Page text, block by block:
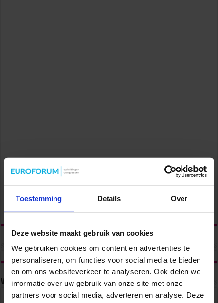
Toestemming Details Over
Deze website maakt gebruik van cookies
We gebruiken cookies om content en advertenties te
personaliseren, om functies voor social media te bieden
en om ons websiteverkeer te analyseren. Ook delen we
informatie over uw gebruik van onze site met onze
partners voor social media, adverteren en analyse. Deze
Volg ons via